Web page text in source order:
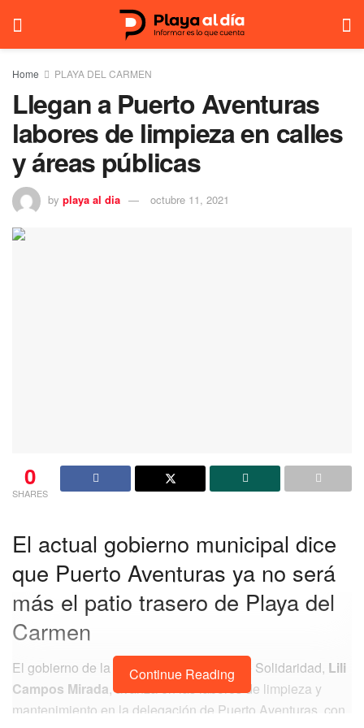
Home PLAYA DEL CARMEN
Llegan a Puerto Aventuras
labores de limpieza en calles
y áreas públicas
by playa al dia octubre 11, 2021
0
SHARES
El actual gobierno municipal dice
que Puerto Aventuras ya no será
más el patio trasero de Playa del
Carmen
El gobierno de la presidenta municipal de Solidaridad, Lili
Campos Mirada, avanza en las labores de limpieza y
mantenimiento en la delegación de Puerto Aventuras, con
Continue Reading